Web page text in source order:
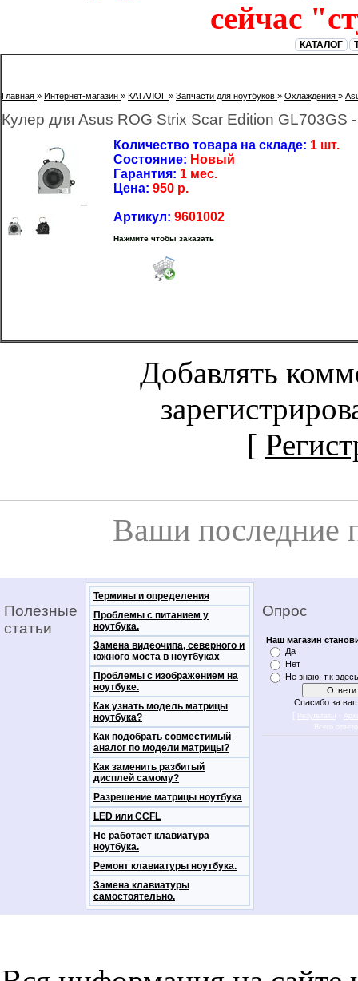
сейчас
КАТАЛОГ
Главная » Интернет-магазин » КАТАЛОГ » Запчасти для ноутбуков » Охлаждения »
Кулер для Asus ROG Strix Scar Edition GL703GS
Количество товара на складе: 1 шт.
Состояние: Новый
Гарантия: 1 мес.
Цена: 950 р.
Артикул: 9601002
Нажмите чтобы заказать
Добавлять
[
Ваши последние
Полезные
статьи
Термины и определения
Проблемы с питанием у
ноутбука.
Замена видеочипа, северного и
южного моста в ноутбуках
Проблемы с изображением на
ноутбуке.
Как узнать модель матрицы
ноутбука?
Как подобрать совместимый
аналог по модели матрицы?
Как заменить разбитый
дисплей самому?
Разрешение матрицы ноутбука
LED или CCFL
Не работает клавиатура
ноутбука.
Ремонт клавиатуры ноутбука.
Замена клавиатуры
самостоятельно.
Опрос
Наш магазин
Да
Нет
Не знаю, т.к
Спасибо за